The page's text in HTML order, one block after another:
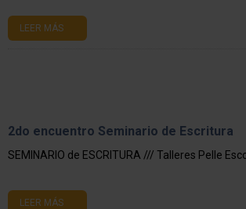
LEER MÁS
2do encuentro Seminario de Escritura
SEMINARIO de ESCRITURA /// Talleres Pelle
LEER MÁS